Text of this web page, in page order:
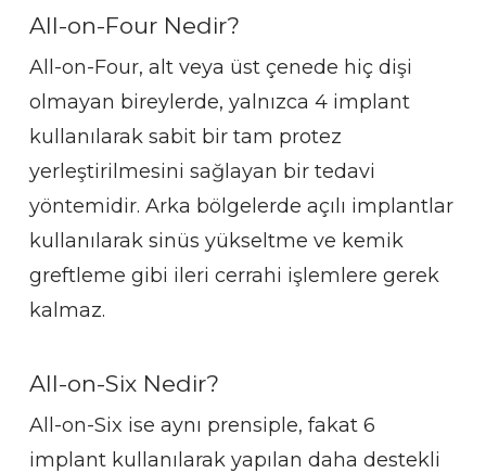
All-on-Four Nedir?
All-on-Four, alt veya üst çenede hiç dişi
olmayan bireylerde, yalnızca 4 implant
kullanılarak sabit bir tam protez
yerleştirilmesini sağlayan bir tedavi
yöntemidir. Arka bölgelerde açılı implantlar
kullanılarak sinüs yükseltme ve kemik
greftleme gibi ileri cerrahi işlemlere gerek
kalmaz.
All-on-Six Nedir?
All-on-Six ise aynı prensiple, fakat 6
implant kullanılarak yapılan daha destekli